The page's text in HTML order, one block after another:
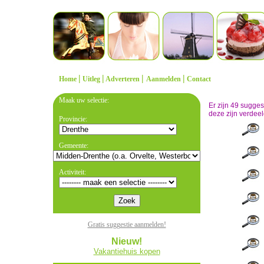
Home | Uitleg | Adverteren | Aanmelden | Contact
Maak uw selectie:
Provincie:
Gemeente:
Activiteit:
Gratis suggestie aanmelden!
Nieuw!
Vakantiehuis kopen
Er zijn 49
deze zijn